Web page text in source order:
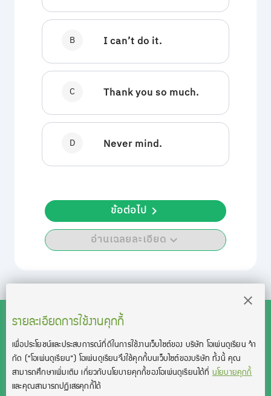
B I can’t do it.
C Thank you so much.
D Never mind.
อ่านเฉลยละเอียด
ข้อต่อไป
รายละเอียดการใช้งานคุกกี้
เพื่อประโยชน์และประสบการณ์ที่ดีในการใช้งานเว็บไซต์ของ บริษัท โอเพ่นดูเรียน จํา
กัด (“โอเพ่นดูเรียน”)โอเพ่นดูเรียนจึงใช้คุกกี้บนเว็บไซต์ของบริษัท ทั้งนี้ คุณ
สามารถศึกษาเพิ่มเติม เกี่ยวกับนโยบายคุกกี้ของโอเพ่นดูเรียนได้ที่นโยบายคุกกี้
และคุณสามารถปฏิเสธคุกกี้ได้
สงวนลิขสิทธิ์โดย บริษัท โอเพ่นดูเรียน จำกัด 2021 ©︎ OpenDurian
Co., Ltd.
TOEIC® and TOEFL® are registered trademarks of Educational Testing